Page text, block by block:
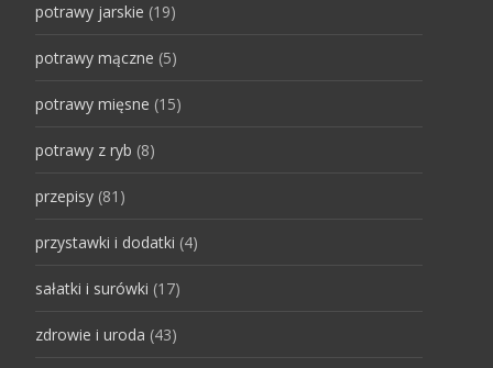
potrawy jarskie (19)
potrawy mączne (5)
potrawy mięsne (15)
potrawy z ryb (8)
przepisy (81)
przystawki i dodatki (4)
sałatki i surówki (17)
zdrowie i uroda (43)